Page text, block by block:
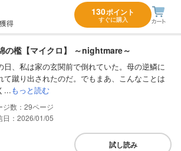
得
130ポイント
すぐに購入
の檻【マイクロ】 ～nightmare～
日、私は家の玄関前で倒れていた。母の逆鱗に
て蹴り出されたのだ。でもまあ、こんなことは
...もっと読む
29
日：2026/01/05
試し読み